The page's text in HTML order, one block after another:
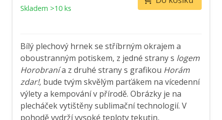
Skladem >10 ks
Bílý plechový hrnek se stříbrným okrajem a
oboustranným potiskem, z jedné strany s logem
Horobranía z druhé strany s grafikou Horám
zdar!, bude tvým skvělým parťákem na vícedenní
výlety a kempování v přírodě. Obrázky je na
plecháček vytištěny sublimační technologií. V
pohodě vydrží vysoké teploty tekutin,